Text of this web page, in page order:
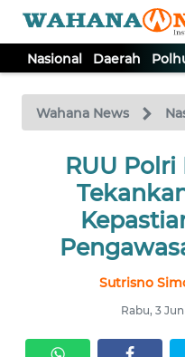
Nasional Daerah
Wahana News
RUU Polri
Sutrisno
Rabu, 3
TV
Tutup
NASIONAL